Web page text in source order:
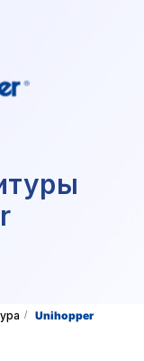
/ Unihopper